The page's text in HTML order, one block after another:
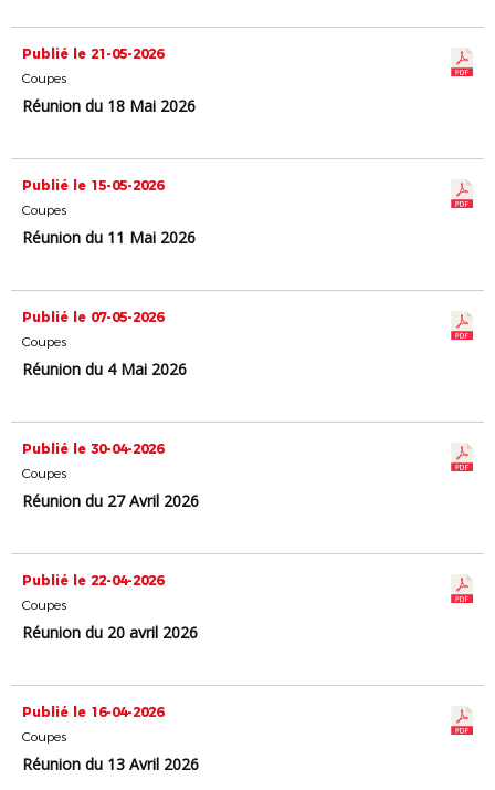
Publié le 21-05-2026
Coupes
Réunion du 18 Mai 2026
Publié le 15-05-2026
Coupes
Réunion du 11 Mai 2026
Publié le 07-05-2026
Coupes
Réunion du 4 Mai 2026
Publié le 30-04-2026
Coupes
Réunion du 27 Avril 2026
Publié le 22-04-2026
Coupes
Réunion du 20 avril 2026
Publié le 16-04-2026
Coupes
Réunion du 13 Avril 2026